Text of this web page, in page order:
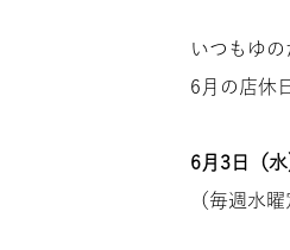
いつもゆの
6月の店休
6月3日（
（毎週水曜